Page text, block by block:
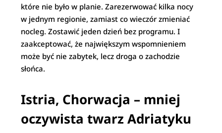
które nie było w planie. Zarezerwować kilka nocy
w jednym regionie, zamiast co wieczór zmieniać
nocleg. Zostawić jeden dzień bez programu. I
zaakceptować, że największym wspomnieniem
może być nie zabytek, lecz droga o zachodzie
słońca.
Istria, Chorwacja – mniej
oczywista twarz Adriatyku